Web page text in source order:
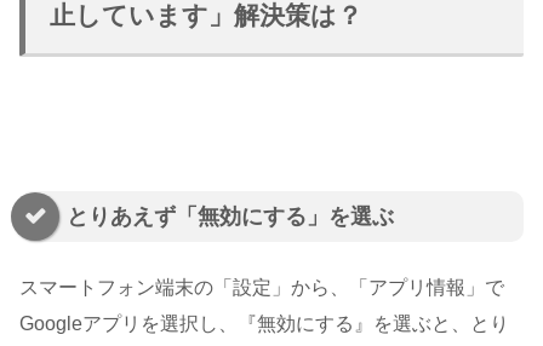
止しています」解決策は？
とりあえず「無効にする」を選ぶ
スマートフォン端末の「設定」から、「アプリ情報」で
Googleアプリを選択し、『無効にする』を選ぶと、とり